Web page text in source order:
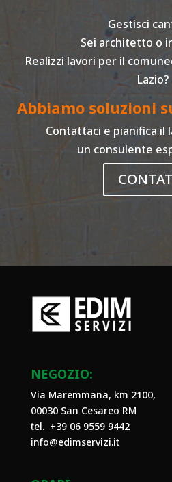
Gestisci
Sei architetto o
Realizzi lavori per il
Lazio?
Abbiamo soluzioni
Contattaci e pianifica il
un consulente
NEGOZIO:
Via Maremmana, km 2100,
00030 San Cesareo RM
tel. +39 06 9559 9442
info@edimservizi.it